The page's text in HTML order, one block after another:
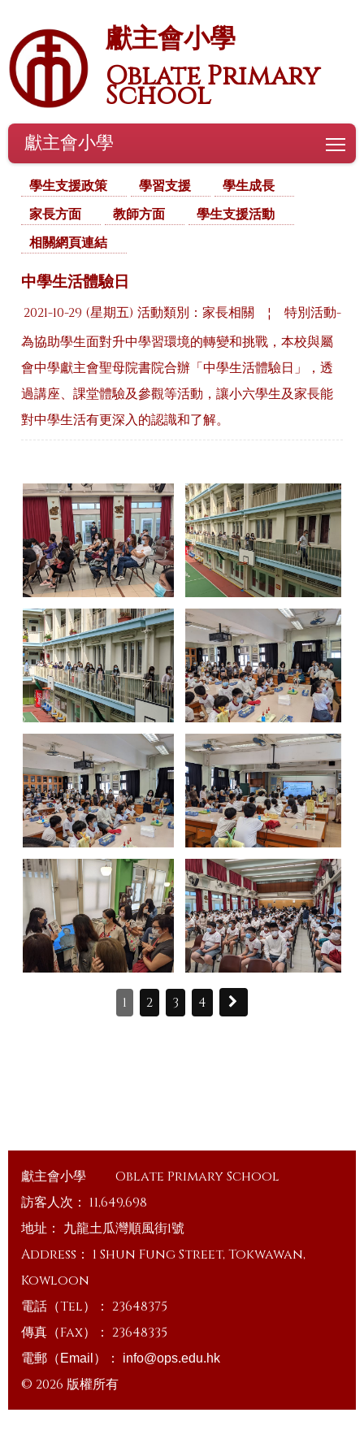
獻主會小學
Oblate Primary
School
獻主會小學
學生支援政策 學習支援
學生成長
家長方面
教師方面
學生支援活動
相關網頁連結
中學生活體驗日
2021-10-29 (星期五) 活動類別：家長相關 ¦
特別活動-
為協助學生面對升中學習環境的轉變和挑戰，本校與屬
會中學獻主會聖母院書院合辦「中學生活體驗日」，透
過講座、課堂體驗及參觀等活動，讓小六學生及家長能
對中學生活有更深入的認識和了解。
1 2 3 4
獻主會小學
Oblate Primary School
訪客人次： 11,649,698
地址： 九龍土瓜灣順風街1號
Address： 1 Shun Fung Street, Tokwawan,
Kowloon
電話（Tel）： 23648375
傳真（Fax）： 23648335
電郵（Email）： info@ops.edu.hk
© 2026 版權所有